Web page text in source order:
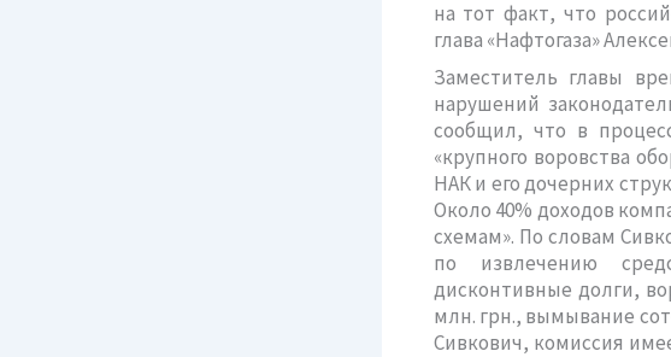
на тот факт, что
глава «Нафтогаза»
Заместитель главы
нарушений
сообщил, что в
«крупного воровства
НАК и его дочерних
Около 40% доходов
схемам». По словам
по извлечению
дисконтивные долги,
млн. грн., вымывание
Сивкович, комиссия